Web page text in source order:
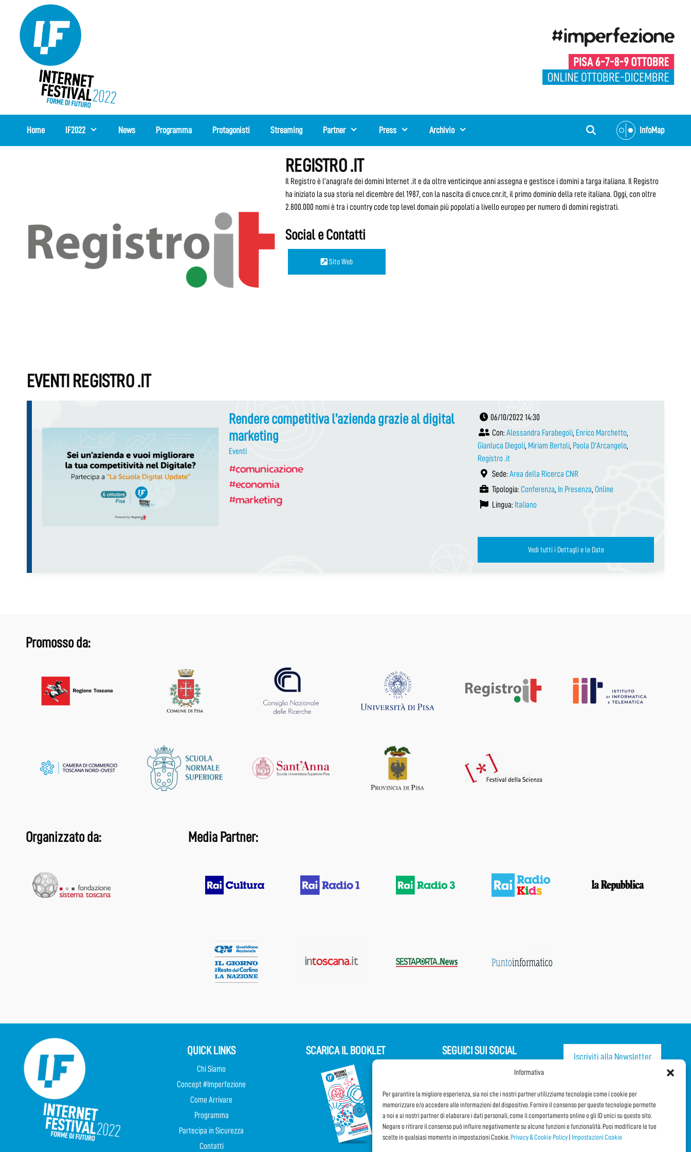
Informativa
Per garantire la migliore esperienza, sia noi che i nostri partner utilizziamo tecnologie come i cookie per
memorizzare e/o accedere alle informazioni del dispositivo. Fornire il consenso per queste tecnologie permette
a noi e ai nostri partner di elaborare i dati personali, come il comportamento online o gli ID unici su questo sito.
Negare o ritirare il consenso può influire negativamente su alcune funzioni e funzionalità. Puoi modificare le tue
scelte in qualsiasi momento in impostazioni Cookie. Privacy & Cookie Policy Impostazioni Cookie
contenuto
Home IF2022 News Programma Protagonisti Streaming Partner Press Archivio InfoMap
REGISTRO .IT
Il Registro è l’anagrafe dei domini Internet .it e da oltre venticinque anni assegna e gestisce i domini a targa italiana. Il Registro
ha iniziato la sua storia nel dicembre del 1987, con la nascita di cnuce.cnr.it, il primo dominio della rete italiana. Oggi, con oltre
2.800.000 nomi è tra i country code top level domain più popolati a livello europeo per numero di domini registrati.
Social e Contatti
Sito Web
EVENTI REGISTRO .IT
Rendere competitiva l’azienda grazie al digital
marketing
Eventi
#comunicazione
#economia
#marketing
06/10/2022 14:30
Con: Alessandra Farabegoli, Enrico Marchetto,
Gianluca Diegoli, Miriam Bertoli, Paola D'Arcangelo,
Registro .it
Sede: Area della Ricerca CNR
Tipologia: Conferenza, In Presenza, Online
Lingua: Italiano
Vedi tutti i Dettagli e le Date
Promosso da:
Organizzato da: Media Partner:
QUICK LINKS
Chi Siamo
Concept #Imperfezione
Come Arrivare
Programma
Partecipa in Sicurezza
Contatti
SCARICA IL BOOKLET SEGUICI SUI SOCIAL
Partecipa al Questionario
Iscriviti alla Newsletter
CONDIVIDI QUESTA PAGINA!
FacebookTwitter